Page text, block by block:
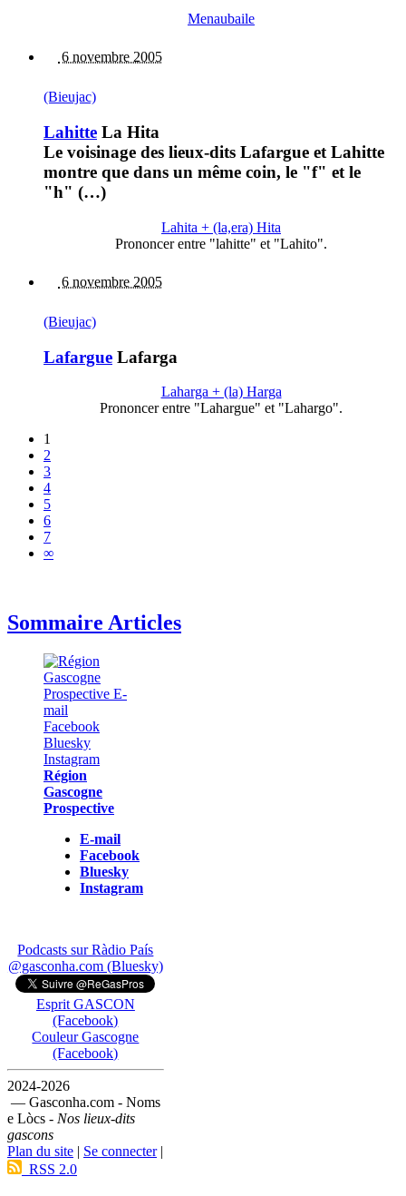
Menaubaile
6 novembre 2005
(Bieujac)
Lahitte La Hita
Le voisinage des lieux-dits Lafargue et Lahitte
montre que dans un même coin, le "f" et le
"h" (…)
Lahita + (la,era) Hita
Prononcer entre "lahitte" et "Lahito".
6 novembre 2005
(Bieujac)
Lafargue Lafarga
Laharga + (la) Harga
Prononcer entre "Lahargue" et "Lahargo".
1
2
3
4
5
6
7
∞
Sommaire Articles
Région
Gascogne
Prospective
E-mail
Facebook
Bluesky
Instagram
Podcasts sur Ràdio País
@gasconha.com (Bluesky)
Esprit GASCON
(Facebook)
Couleur Gascogne
(Facebook)
2024-2026
— Gasconha.com - Noms
e Lòcs - Nos lieux-dits
gascons
Plan du site | Se connecter|
RSS 2.0